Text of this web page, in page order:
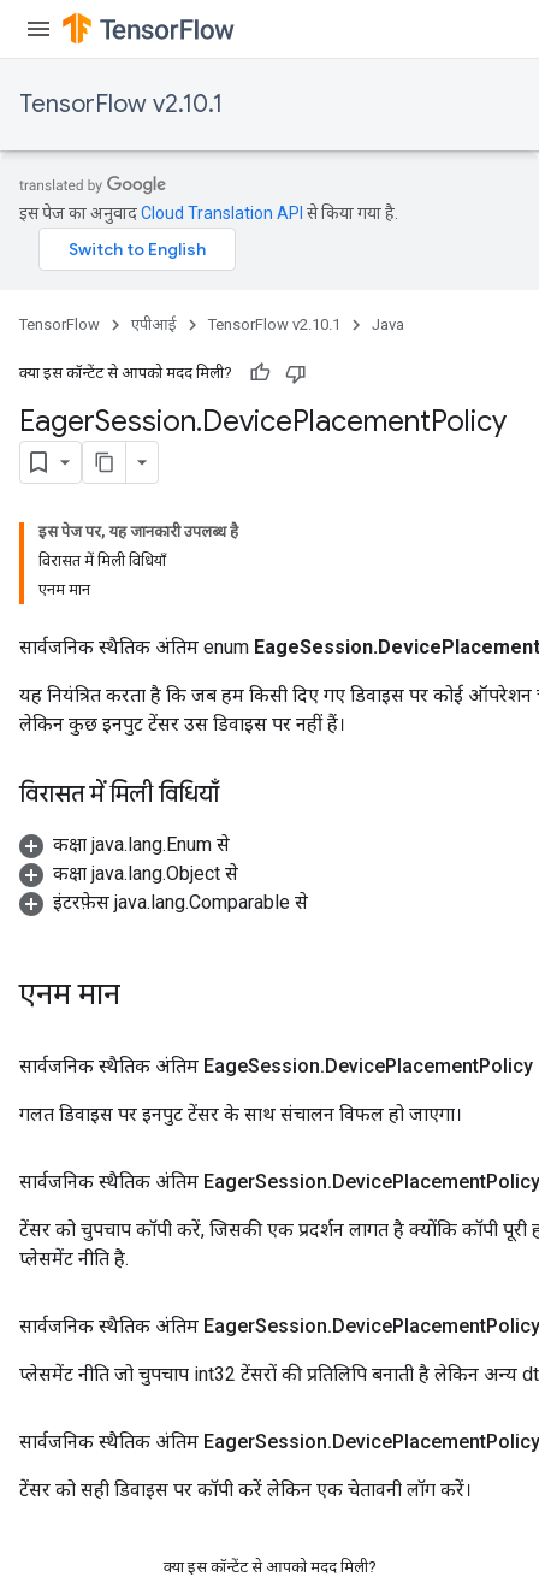
TensorFlow v2.10.1
इस पेज का अनुवादCloud Translation API से किया गया है.
TensorFlow एपीआई TensorFlow v2.10.1 Java
क्या इस कॉन्टेंट से आपको मदद मिली?
EagerSession.DevicePlacementPolicy
इस पेज पर, यह जानकारी उपलब्ध है
विरासत में मिली विधियाँ
एनम मान
सार्वजनिक स्थैतिक अंतिम enum
यह नियंत्रित करता है कि जब हम किसी दिए गए डिवाइस पर कोई
लेकिन कुछ इनपुट टेंसर उस डिवाइस पर नहीं हैं।
विरासत में मिली विधियाँ
कक्षा java.lang.Enum से
कक्षा java.lang.Object से
इंटरफ़ेस java.lang.Comparable से
एनम मान
सार्वजनिक स्थैतिक अंतिम EageSession.DevicePlacementPolicy
गलत डिवाइस पर इनपुट टेंसर के साथ संचालन विफल हो जाएगा।
सार्वजनिक स्थैतिक अंतिम EagerSession.DevicePlacementPolicy
टेंसर को चुपचाप कॉपी करें, जिसकी एक प्रदर्शन लागत है क्योंकि कॉपी
प्लेसमेंट नीति है.
सार्वजनिक स्थैतिक अंतिम EagerSession.DevicePlacementPolicy
प्लेसमेंट नीति जो चुपचाप int32 टेंसरों की प्रतिलिपि बनाती है लेकिन अन्य
सार्वजनिक स्थैतिक अंतिम EagerSession.DevicePlacementPolicy
टेंसर को सही डिवाइस पर कॉपी करें लेकिन एक चेतावनी लॉग करें।
क्या इस कॉन्टेंट से आपको मदद मिली?